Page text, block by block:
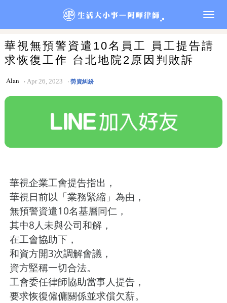
華視無預警資遣10名員工 員工提告請
求恢復工作 台北地院2原因判敗訴
Alan Apr 26, 2023 勞資糾紛
華視企業工會提告指出，
華視日前以「業務緊縮」為由，
無預警資遣10名基層同仁，
其中8人未與公司和解，
在工會協助下，
和資方開3次調解會議，
資方堅稱一切合法。
工會委任律師協助當事人提告，
要求恢復僱傭關係並求償欠薪。